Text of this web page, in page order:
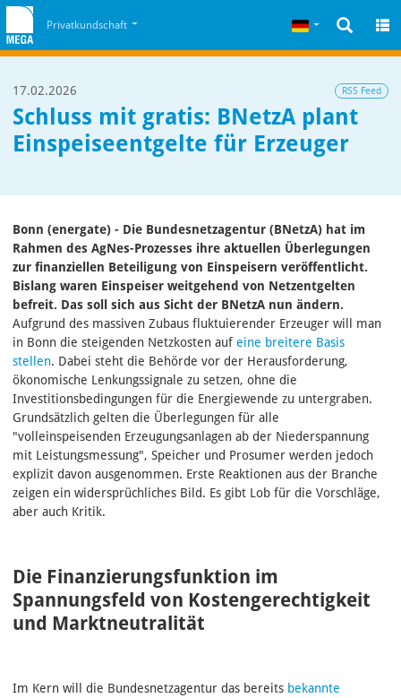
Zum Cookiehinweis
Privatkundschaft Deutsch
17.02.2026 RSS Feed
Schluss mit gratis: BNetzA plant
Einspeiseentgelte für Erzeuger
Bonn (energate) - Die Bundesnetzagentur (BNetzA) hat im
Rahmen des AgNes-Prozesses ihre aktuellen Überlegungen
zur finanziellen Beteiligung von Einspeisern veröffentlicht.
Bislang waren Einspeiser weitgehend von Netzentgelten
befreit. Das soll sich aus Sicht der BNetzA nun ändern.
Aufgrund des massiven Zubaus fluktuierender Erzeuger will man
in Bonn die steigenden Netzkosten auf eine breitere Basis
stellen. Dabei steht die Behörde vor der Herausforderung,
ökonomische Lenkungssignale zu setzen, ohne die
Investitionsbedingungen für die Energiewende zu untergraben.
Grundsätzlich gelten die Überlegungen für alle
"volleinspeisenden Erzeugungsanlagen ab der Niederspannung
mit Leistungsmessung", Speicher und Prosumer werden jedoch
explizit davon ausgenommen. Erste Reaktionen aus der Branche
zeigen ein widersprüchliches Bild. Es gibt Lob für die Vorschläge,
aber auch Kritik.
Die Finanzierungsfunktion im
Spannungsfeld von Kostengerechtigkeit
und Marktneutralität
Im Kern will die Bundesnetzagentur das bereits bekannte